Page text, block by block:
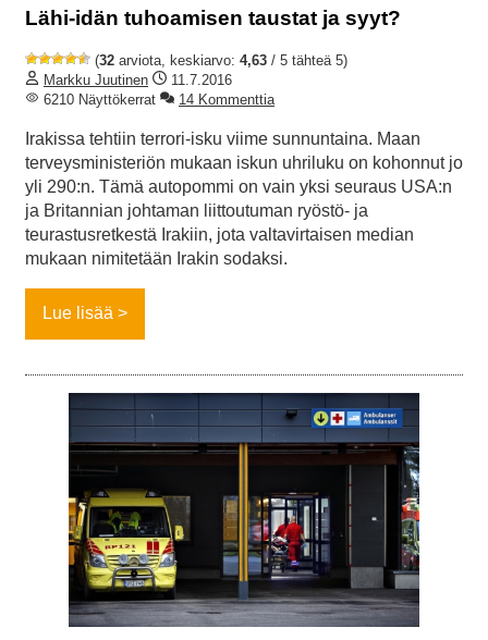
Lähi-idän tuhoamisen taustat ja syyt?
(32 arviota, keskiarvo: 4,63 / 5 tähteä 5)
Markku Juutinen
11.7.2016
6210 Näyttökerrat
14 Kommenttia
Irakissa tehtiin terrori-isku viime sunnuntaina. Maan
terveysministeriön mukaan iskun uhriluku on kohonnut jo
yli 290:n. Tämä autopommi on vain yksi seuraus USA:n
ja Britannian johtaman liittoutuman ryöstö- ja
teurastusretkestä Irakiin, jota valtavirtaisen median
mukaan nimitetään Irakin sodaksi.
Lue lisää